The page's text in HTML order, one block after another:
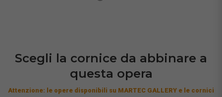
Scegli la cornice da abbinare a
questa opera
Attenzione: le opere disponibili su MARTEC GALLERY e le cornici